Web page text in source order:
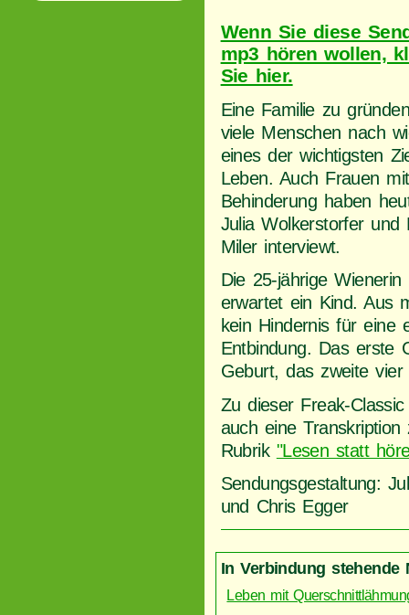
Wenn Sie diese
mp3 hören wollen,
Sie hier.
Eine Familie zu
viele Menschen nach
eines der wichtigsten
Leben. Auch Frauen mit
Behinderung haben
Julia Wolkerstorfer und
Miler interviewt.
Die 25-jährige
erwartet ein Kind. Aus
kein Hindernis für eine
Entbindung. Das erste
Geburt, das zweite
Zu dieser Freak-
auch eine
Rubrik "Lesen statt
Sendungsgestaltung:
und Chris Egger
In Verbindung stehende
Leben mit